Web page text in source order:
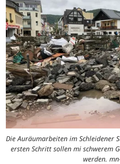
Die Auräumarbeiten im Schleidener
ersten Schritt sollen mi schwerem
werden.